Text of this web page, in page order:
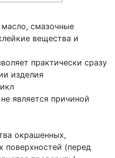
смазочные
вещества и
практически сразу
изделия
является причиной
окрашенных,
поверхностей (перед